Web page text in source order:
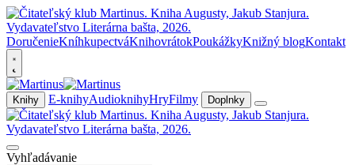
DoručenieKníhkupectváKnihovrátokPoukážkyKnižný blogKontakt
Knihy E-knihyAudioknihyHryFilmy Doplnky
Vyhľadávanie